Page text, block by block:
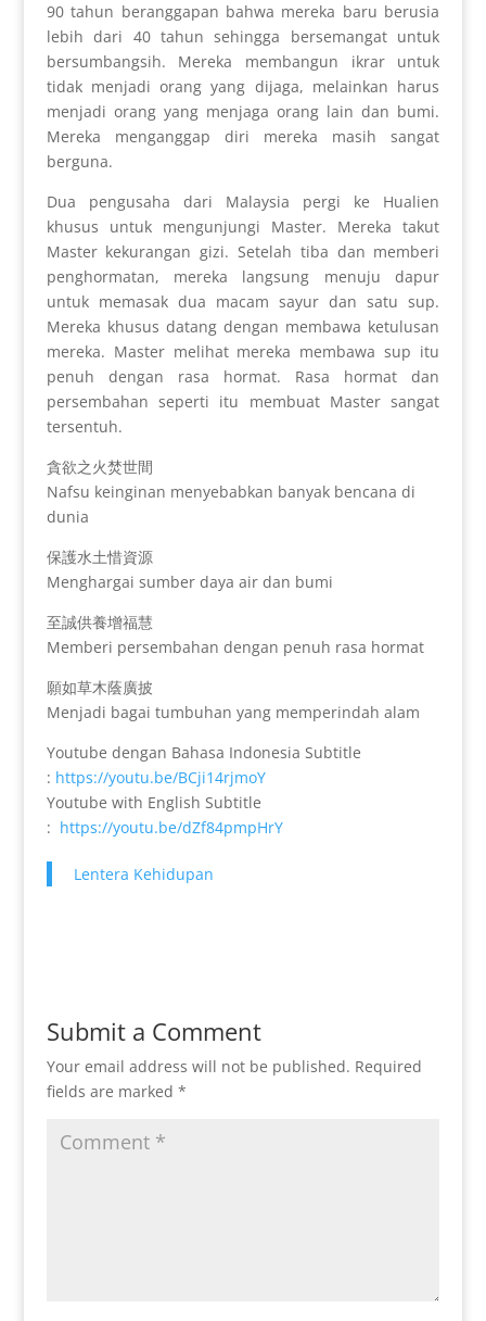
90 tahun beranggapan bahwa mereka baru berusia
lebih dari 40 tahun sehingga bersemangat untuk
bersumbangsih. Mereka membangun ikrar untuk
tidak menjadi orang yang dijaga, melainkan harus
menjadi orang yang menjaga orang lain dan bumi.
Mereka menganggap diri mereka masih sangat
berguna.
Dua pengusaha dari Malaysia pergi ke Hualien
khusus untuk mengunjungi Master. Mereka takut
Master kekurangan gizi. Setelah tiba dan memberi
penghormatan, mereka langsung menuju dapur
untuk memasak dua macam sayur dan satu sup.
Mereka khusus datang dengan membawa ketulusan
mereka. Master melihat mereka membawa sup itu
penuh dengan rasa hormat. Rasa hormat dan
persembahan seperti itu membuat Master sangat
tersentuh.
貪欲之火焚世間
Nafsu keinginan menyebabkan banyak bencana di
dunia
保護水土惜資源
Menghargai sumber daya air dan bumi
至誠供養增福慧
Memberi persembahan dengan penuh rasa hormat
願如草木蔭廣披
Menjadi bagai tumbuhan yang memperindah alam
Youtube dengan Bahasa Indonesia Subtitle
: https://youtu.be/BCji14rjmoY
Youtube with English Subtitle
: https://youtu.be/dZf84pmpHrY
Lentera Kehidupan
Submit a Comment
Your email address will not be published. Required
fields are marked *